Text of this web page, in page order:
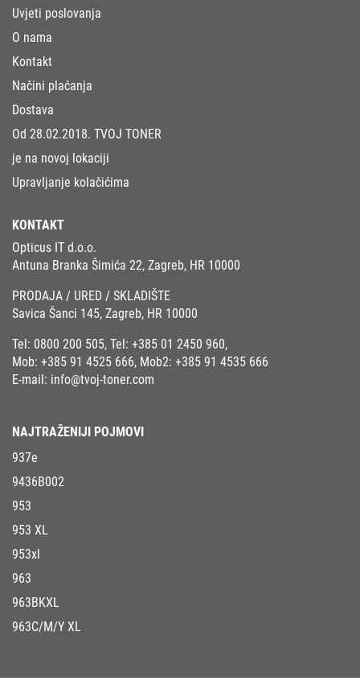
Uvjeti poslovanja
O nama
Kontakt
Načini plaćanja
Dostava
Od 28.02.2018. TVOJ TONER
je na novoj lokaciji
Upravljanje kolačićima
KONTAKT
Opticus IT d.o.o.
Antuna Branka Šimića 22, Zagreb, HR 10000
PRODAJA / URED / SKLADIŠTE
Savica Šanci 145, Zagreb, HR 10000
Tel: 0800 200 505, Tel: +385 01 2450 960,
Mob: +385 91 4525 666, Mob2: +385 91 4535 666
E-mail: info@tvoj-toner.com
NAJTRAŽENIJI POJMOVI
937e
9436B002
953
953 XL
953xl
963
963BKXL
963C/M/Y XL